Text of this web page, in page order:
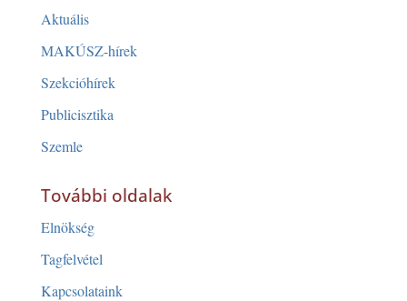
Aktuális
MAKÚSZ-hírek
Szekcióhírek
Publicisztika
Szemle
További oldalak
Elnökség
Tagfelvétel
Kapcsolataink